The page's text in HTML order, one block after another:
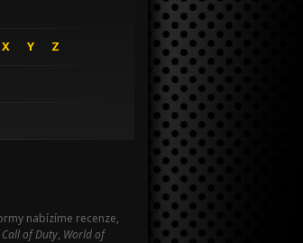
X Y Z
nabízíme recenze,
Call of Duty, World of